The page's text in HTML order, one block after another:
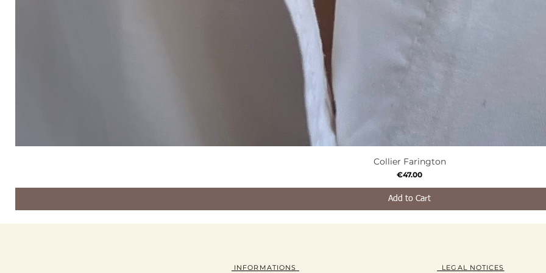
Quick View
Collier Farington
Price
€47.00
Add to Cart
INFORMATIONS LEGAL NOTICES